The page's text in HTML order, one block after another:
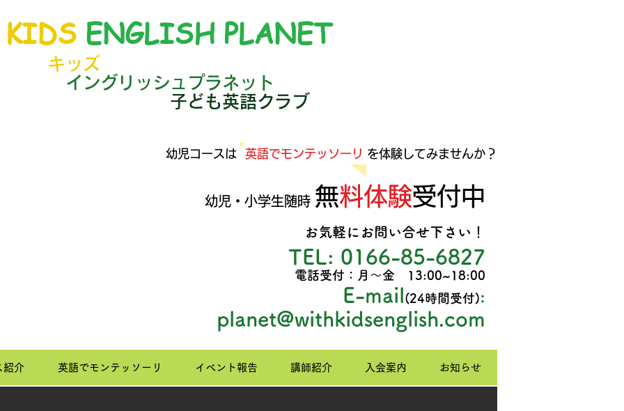
KIDS ENGLISH PLANET
キッズ
イングリッシュプラネット
子ども英語クラブ
​幼児コースは 英語でモンテッソーリ を体験してみませんか？
​幼児・小学生随時 ​​無料体験受付中
お気軽にお問い合せ下さい！
TEL: 0166-85-6827
電話受付：月～金 13:00~18:00
E-mail (24時間受付):
planet@withkidsenglish.com
紹介 英語でモンテッソーリ イベント報告 講師紹介 入会案内 お知らせ